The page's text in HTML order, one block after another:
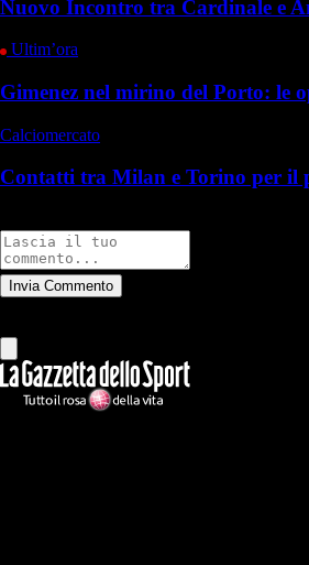
Nuovo Incontro tra Cardinale e
Ultim’ora
Gimenez nel mirino del Porto: le
Calciomercato
Contatti tra Milan e Torino per il
Invia Commento